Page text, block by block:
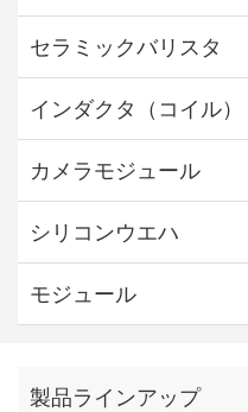
セラミックバリスタ
インダクタ（コイル）
カメラモジュール
シリコンウエハ
モジュール
製品ラインアップ